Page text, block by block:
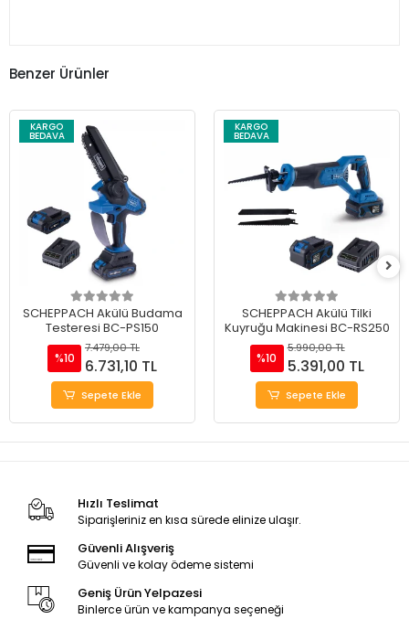
Benzer Ürünler
KARGO
BEDAVA
SCHEPPACH Akülü Budama
Testeresi BC-PS150
%10
7.479,00 TL
6.731,10 TL
Sepete Ekle
KARGO
BEDAVA
SCHEPPACH Akülü Tilki
Kuyruğu Makinesi BC-RS250
%10
5.990,00 TL
5.391,00 TL
Sepete Ekle
Hızlı Teslimat
Siparişleriniz en kısa sürede elinize ulaşır.
Güvenli Alışveriş
Güvenli ve kolay ödeme sistemi
Geniş Ürün Yelpazesi
Binlerce ürün ve kampanya seçeneği